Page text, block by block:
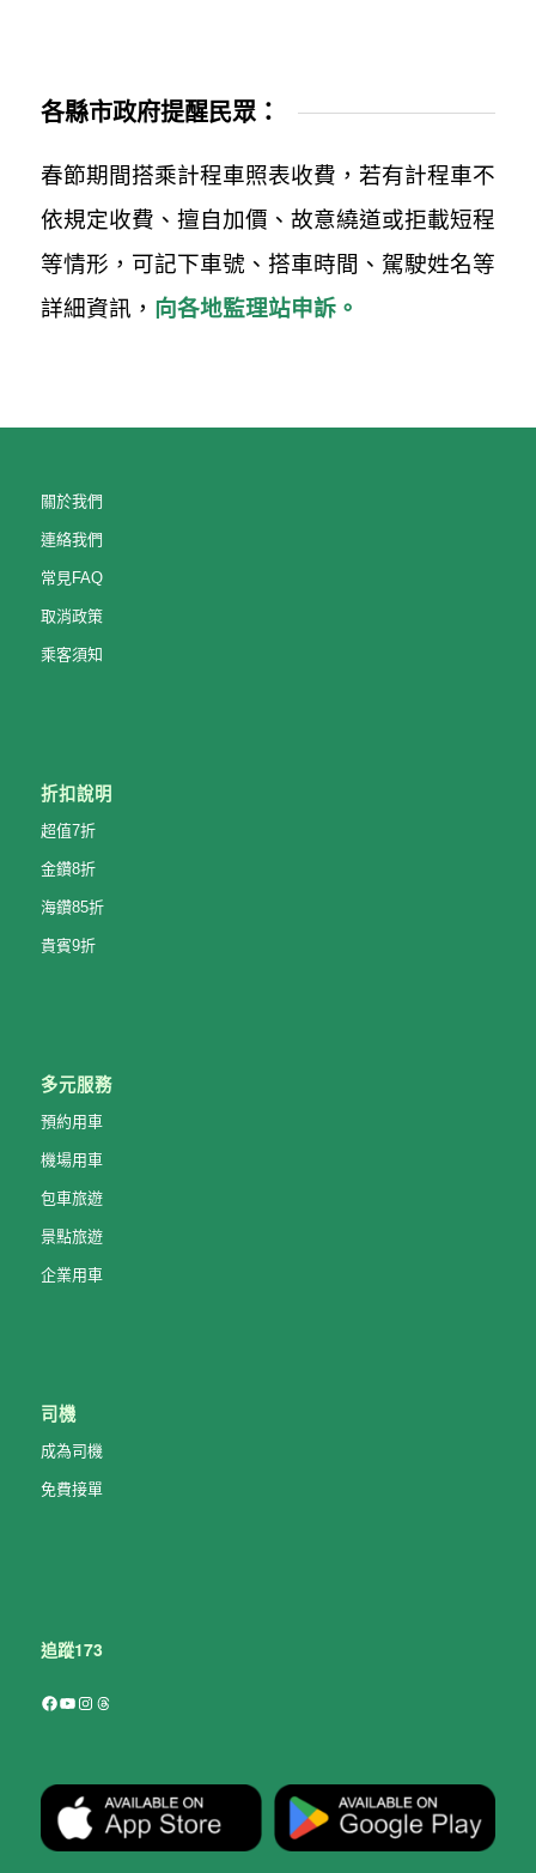
各縣市政府提醒民眾：
春節期間搭乘計程車照表收費，若有計程車不
依規定收費、擅自加價、故意繞道或拒載短程
等情形，可記下車號、搭車時間、駕駛姓名等
詳細資訊， 向各地監理站申訴。
關於我們
連絡我們
常見FAQ
取消政策
乘客須知
折扣說明
超值7折
金鑽8折
海鑽85折
貴賓9折
多元服務
預約用車
機場用車
包車旅遊
景點旅遊
企業用車
司機
成為司機
免費接單
追蹤173
Facebook
YouTube
Instagram
Threads